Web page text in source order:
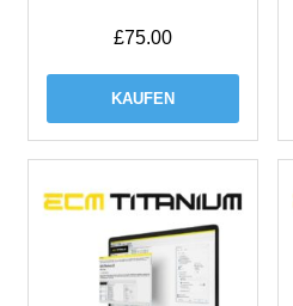
£75.00
KAUFEN